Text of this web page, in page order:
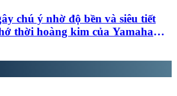
chú ý nhờ độ bền và siêu tiết
thời hoàng kim của Yamaha